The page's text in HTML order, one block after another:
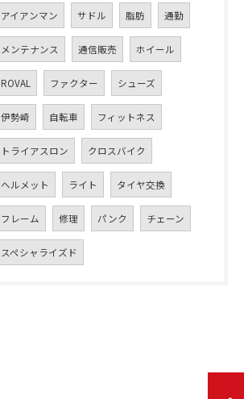
アイアンマン サドル 脂肪 通勤
メンテナンス 通信販売 ホイール
ROVAL ファクター シューズ
伊勢崎 自転車 フィットネス
トライアスロン クロスバイク
ヘルメット ライト タイヤ交換
フレーム 修理 パンク チェーン
スペシャライズド
お問い合わせはこちら